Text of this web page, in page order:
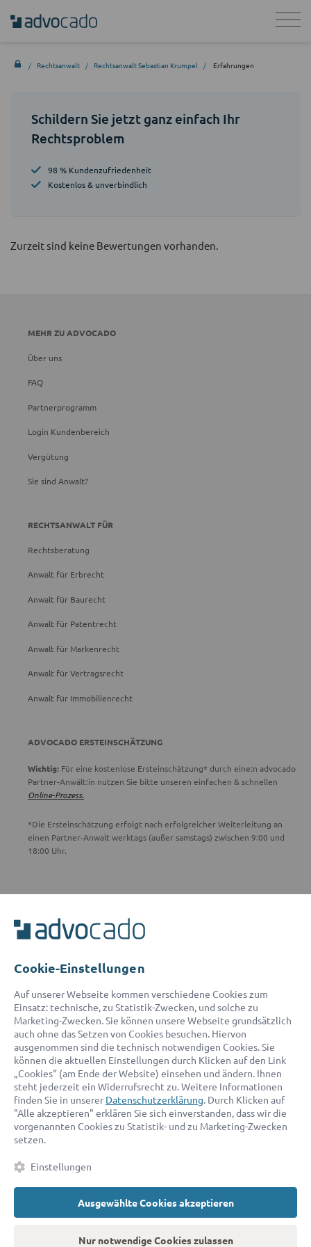
Rechtsanwalt Rechtsanwalt Sebastian Krumpel Erfahrungen
Schildern Sie jetzt ganz einfach Ihr
Rechtsproblem
98 % Kundenzufriedenheit
Kostenlos & unverbindlich
Zurzeit sind keine Bewertungen vorhanden.
MEHR ZU ADVOCADO
Über uns
FAQ
Partnerprogramm
Login Kundenbereich
Vergütung
Sie sind Anwalt?
RECHTSANWALT FÜR
Rechtsberatung
Anwalt für Erbrecht
Anwalt für Baurecht
Anwalt für Patentrecht
Anwalt für Markenrecht
Anwalt für Vertragsrecht
Anwalt für Immobilienrecht
ADVOCADO ERSTEINSCHÄTZUNG
Wichtig: Für eine kostenlose Ersteinschätzung* durch eine:n advocado
Partner-Anwält:in nutzen Sie bitte unseren einfachen & schnellen
Online-Prozess.
*Die Ersteinschätzung erfolgt nach erfolgreicher Weiterleitung an
einen Partner-Anwalt werktags (außer samstags) zwischen 9:00 und
18:00 Uhr.
Unser Serviceteam ist von 8:00 bis 17:00 Uhr für Sie erreichbar.
E-Mail:
service@advocado.com
© 2026 advocado - einfach online den passenden Rechtsanwalt finden
Auszeichnungen:
KontaktDatenschutzImpressumFaktenAGB
CookiesBarrierefreiheitserklärung
Cookie-Einstellungen
Auf unserer Webseite kommen verschiedene Cookies zum
Einsatz: technische, zu Statistik-Zwecken, und solche zu
Marketing-Zwecken. Sie können unsere Webseite grundsätzlich
auch ohne das Setzen von Cookies besuchen. Hiervon
ausgenommen sind die technisch notwendigen Cookies. Sie
können die aktuellen Einstellungen durch Klicken auf den Link
„Cookies“ (am Ende der Website) einsehen und ändern. Ihnen
steht jederzeit ein Widerrufsrecht zu. Weitere Informationen
finden Sie in unserer Datenschutzerklärung. Durch Klicken auf
"Alle akzeptieren" erklären Sie sich einverstanden, dass wir die
vorgenannten Cookies zu Statistik- und zu Marketing-Zwecken
setzen.
Einstellungen
Ausgewählte Cookies akzeptieren
Nur notwendige Cookies zulassen